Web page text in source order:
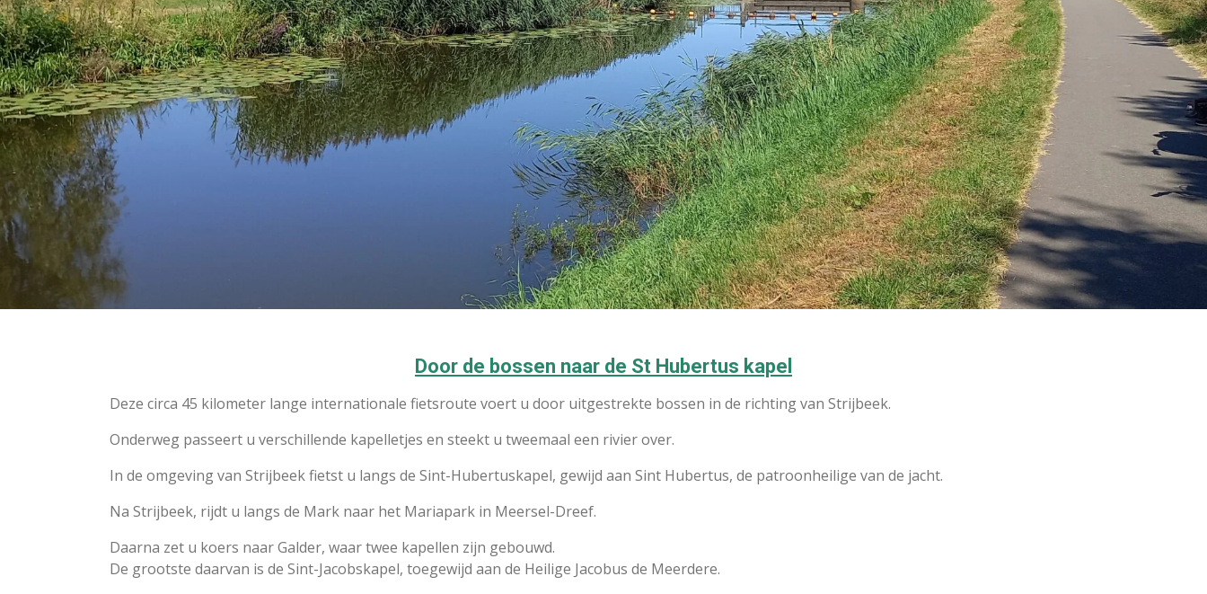
Door de bossen naar de St Hubertus kapel
Deze circa 45 kilometer lange internationale fietsroute voert u door uitgestrekte bossen in de richting van Strijbeek.
Onderweg passeert u verschillende kapelletjes en steekt u tweemaal een rivier over.
In de omgeving van Strijbeek fietst u langs de Sint-Hubertuskapel, gewijd aan Sint Hubertus, de patroonheilige van de jacht.
Na Strijbeek, rijdt u langs de Mark naar het Mariapark in Meersel-Dreef.
Daarna zet u koers naar Galder, waar twee kapellen zijn gebouwd.
De grootste daarvan is de Sint-Jacobskapel, toegewijd aan de Heilige Jacobus de Meerdere.